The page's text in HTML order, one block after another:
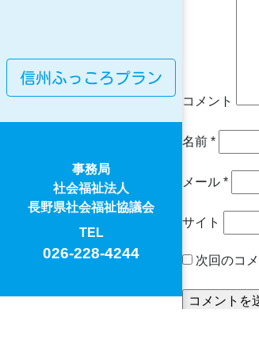
信州ふっころプラン
事務局
社会福祉法人
長野県社会福祉協議会
TEL
026-228-4244
コメント
名前 *
メール *
サイト
次回のコ